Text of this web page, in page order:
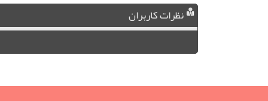
نظرات کاربران